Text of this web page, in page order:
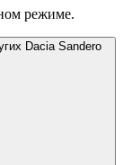
режиме.
Dacia Sandero